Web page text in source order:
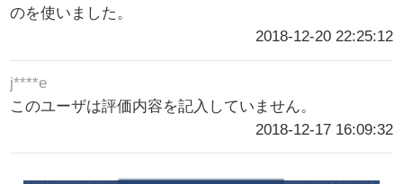
のを使いました。
2018-12-20 22:25:12
j****e
このユーザは評価内容を記入していません。
2018-12-17 16:09:32